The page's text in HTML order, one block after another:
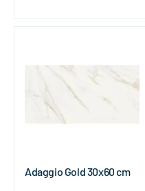
Adaggio Gold 30x60 cm